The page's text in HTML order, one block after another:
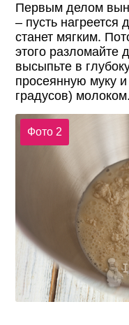
Первым делом
– пусть нагреется
станет мягким.
этого разломайте
высыпьте в
просеянную муку
градусов) молоком.
Фото 2